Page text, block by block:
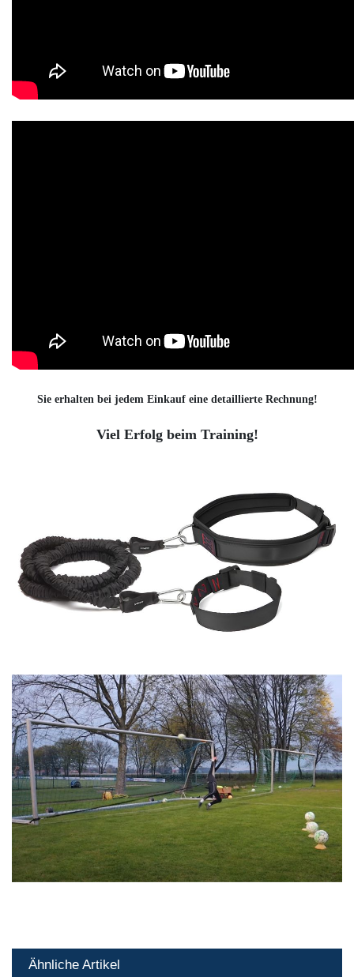
Sie erhalten bei jedem Einkauf eine detaillierte Rechnung!
Viel Erfolg beim Training!
Ähnliche Artikel